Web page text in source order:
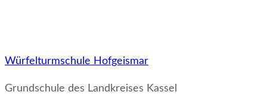
Würfelturmschule Hofgeismar
Grundschule des Landkreises Kassel